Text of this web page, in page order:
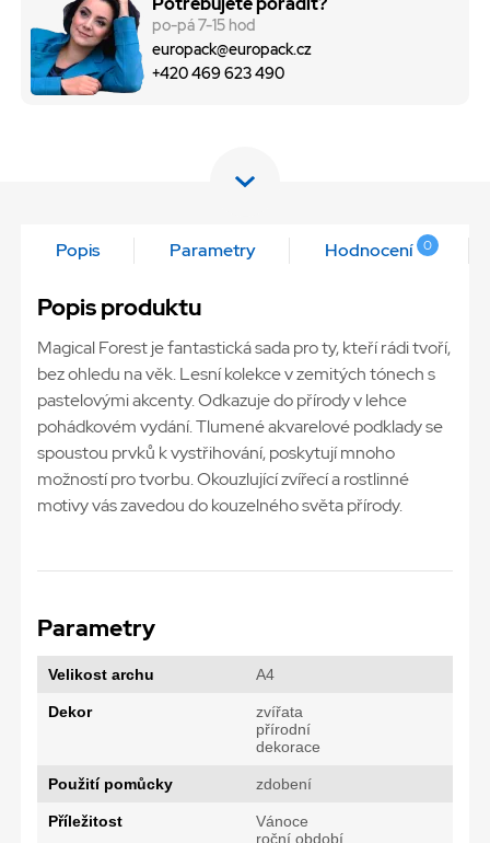
po-pá 7-15 hod
europack@europack.cz
+420 469 623 490
Popis Parametry Hodnocení 0
Popis produktu
Magical Forest je fantastická sada pro ty, kteří rádi tvoří,
bez ohledu na věk. Lesní kolekce v zemitých tónech s
pastelovými akcenty. Odkazuje do přírody v lehce
pohádkovém vydání. Tlumené akvarelové podklady se
spoustou prvků k vystřihování, poskytují mnoho
možností pro tvorbu. Okouzlující zvířecí a rostlinné
motivy vás zavedou do kouzelného světa přírody.
Parametry
Velikost archu A4
Dekor
zvířata
přírodní
dekorace
Použití pomůcky zdobení
Příležitost
Vánoce
roční období